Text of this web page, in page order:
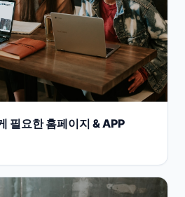
필요한 홈페이지 & APP